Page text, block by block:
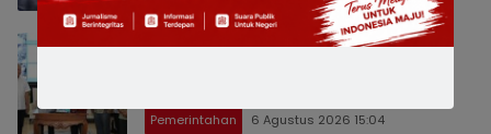
Wali Kota Eri Minta Direksi PAM Surya
Pemerintahan 6 Agustus 2026 15:04